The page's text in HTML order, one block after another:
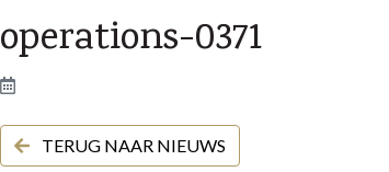
operations-0371
TERUG NAAR NIEUWS